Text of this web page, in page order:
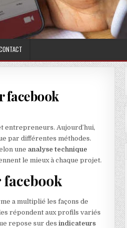
facebook
TECHNIQUES ÉPROUVÉES DE REVENUS PAR FACEBOOK
entrepreneurs. Aujourd’hui,
par différentes méthodes.
une analyse technique
le mieux à chaque projet.
a multiplié les façons de
répondent aux profils variés
repose sur desindicateurs